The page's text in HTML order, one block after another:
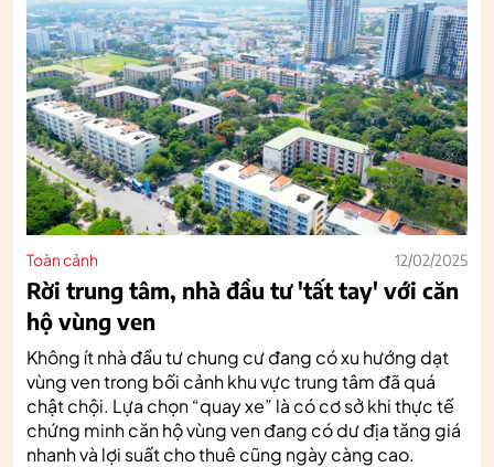
Toàn cảnh 12/02/2025
Rời trung tâm, nhà đầu tư 'tất tay' với căn
hộ vùng ven
Không ít nhà đầu tư chung cư đang có xu hướng dạt
vùng ven trong bối cảnh khu vực trung tâm đã quá
chật chội. Lựa chọn “quay xe” là có cơ sở khi thực tế
chứng minh căn hộ vùng ven đang có dư địa tăng giá
nhanh và lợi suất cho thuê cũng ngày càng cao.